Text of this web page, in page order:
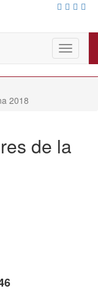
Toggle
2018
de la